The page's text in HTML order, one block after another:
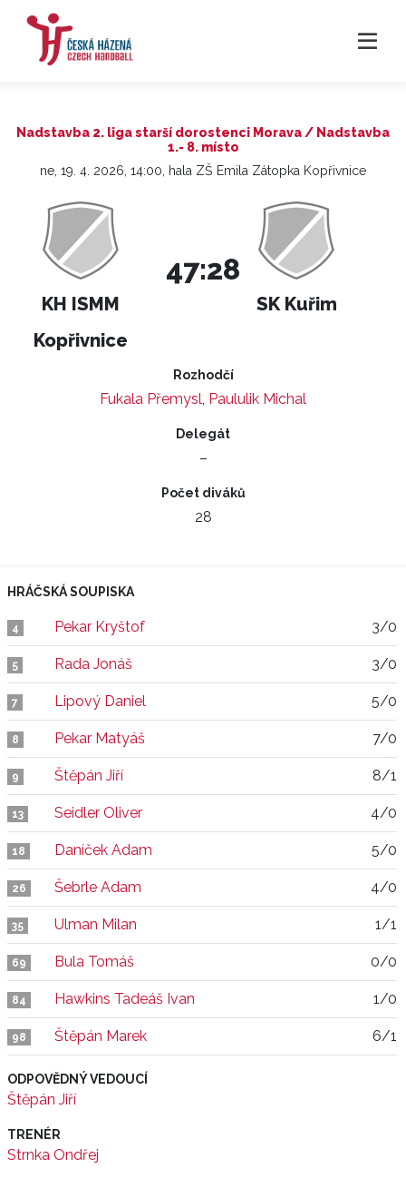
Nadstavba 2. liga starší dorostenci Morava / Nadstavba
1.- 8. místo
ne, 19. 4. 2026, 14:00, hala ZŠ Emila Zátopka Kopřivnice
KH ISMM
Kopřivnice
47:28
SK Kuřim
Rozhodčí
Fukala Přemysl, Paululik Michal
Delegát
–
Počet diváků
28
HRÁČSKÁ SOUPISKA
4 Pekar Kryštof 3/0
5 Rada Jonáš 3/0
7 Lipový Daniel 5/0
8 Pekar Matyáš 7/0
9 Štěpán Jiří 8/1
13 Seidler Oliver 4/0
18 Daníček Adam 5/0
26 Šebrle Adam 4/0
35 Ulman Milan 1/1
69 Bula Tomáš 0/0
84 Hawkins Tadeáš Ivan 1/0
98 Štěpán Marek 6/1
ODPOVĚDNÝ VEDOUCÍ
Štěpán Jiří
TRENÉR
Strnka Ondřej